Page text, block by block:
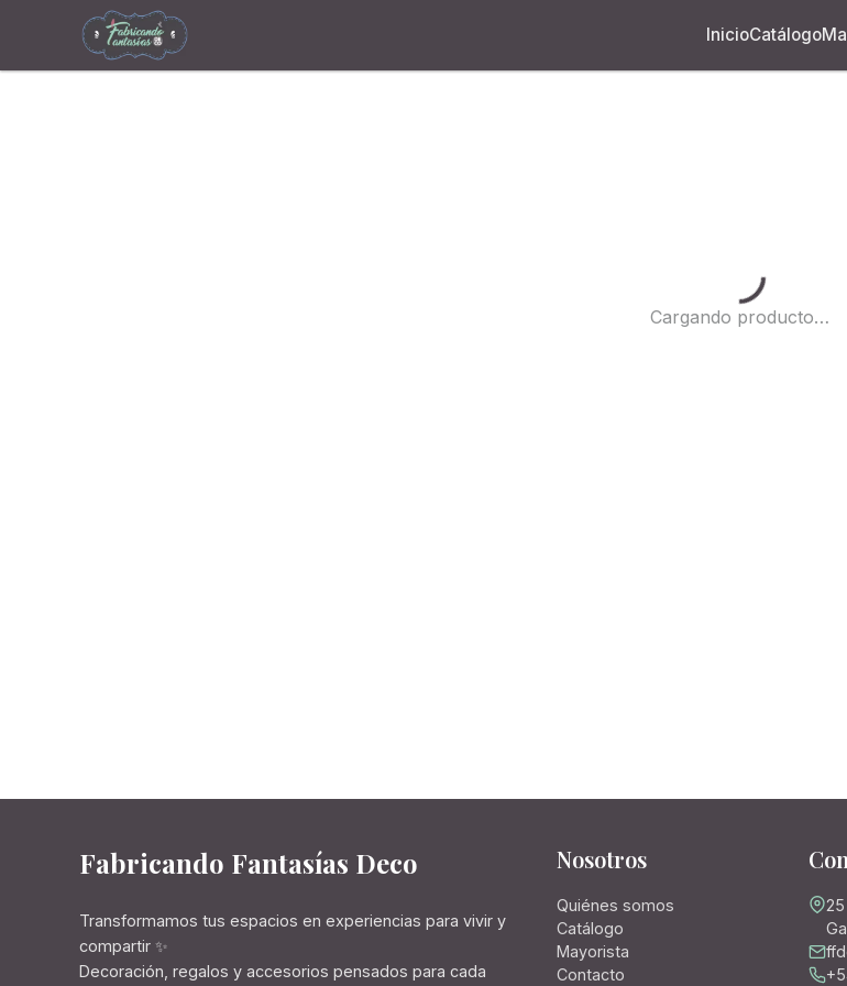
InicioCatálogo
Cargando...
Cargando producto…
Fabricando Fantasías Deco
Transformamos tus espacios en experiencias para vivir y
compartir ✨
Decoración, regalos y accesorios pensados para cada
Nosotros
Quiénes somos
Catálogo
Mayorista
Contacto